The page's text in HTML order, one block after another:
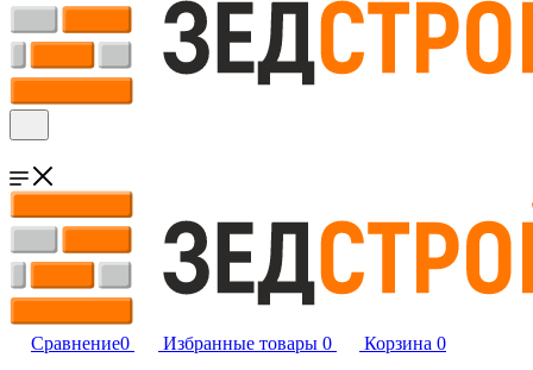
Сравнение0 Избранные товары 0 Корзина 0